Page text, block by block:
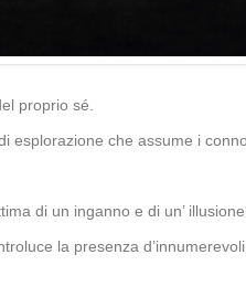
proprio sé.
che assume i
di un inganno e di un’
la presenza